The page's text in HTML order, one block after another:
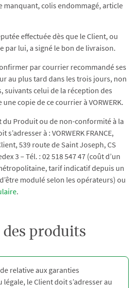
manquant, colis endommagé, article
effectuée dès que le Client, ou
par lui, a signé le bon de livraison.
par courrier recommandé ses
au plus tard dans les trois jours, non
suivants celui de la réception des
copie de ce courrier à VORWERK.
du Produit ou de non-conformité à la
à : VORWERK FRANCE,
539 route de Saint Joseph, CS
3 – Tél. : 02 518 547 47 (coût d’un
tarif indicatif depuis un
modulé selon les opérateurs) ou
.
des produits
relative aux garanties
le Client doit s’adresser au